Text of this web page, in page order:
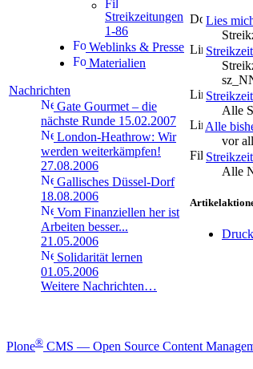
Streikzeitungen
1-86
Weblinks & Presse
Materialien
Nachrichten
Gate Gourmet – die
nächste Runde 15.02.2007
London-Heathrow: Wir
werden weiterkämpfen!
27.08.2006
Gallisches Düssel-Dorf
18.08.2006
Vom Finanziellen her ist
Arbeiten besser...
21.05.2006
Solidarität lernen
01.05.2006
Weitere Nachrichten…
Lies
Alle
Alle
vor
Alle
Plone® CMS — Open Source Content